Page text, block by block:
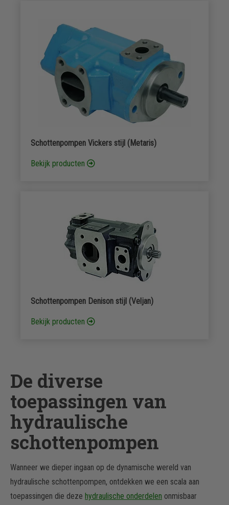
Schottenpompen Vickers stijl (Metaris)
Bekijk producten
Schottenpompen Denison stijl (Veljan)
Bekijk producten
De diverse
toepassingen van
hydraulische
schottenpompen
Wanneer we dieper ingaan op de dynamische wereld van
hydraulische schottenpompen, ontdekken we een scala aan
toepassingen die deze hydraulische onderdelen onmisbaar